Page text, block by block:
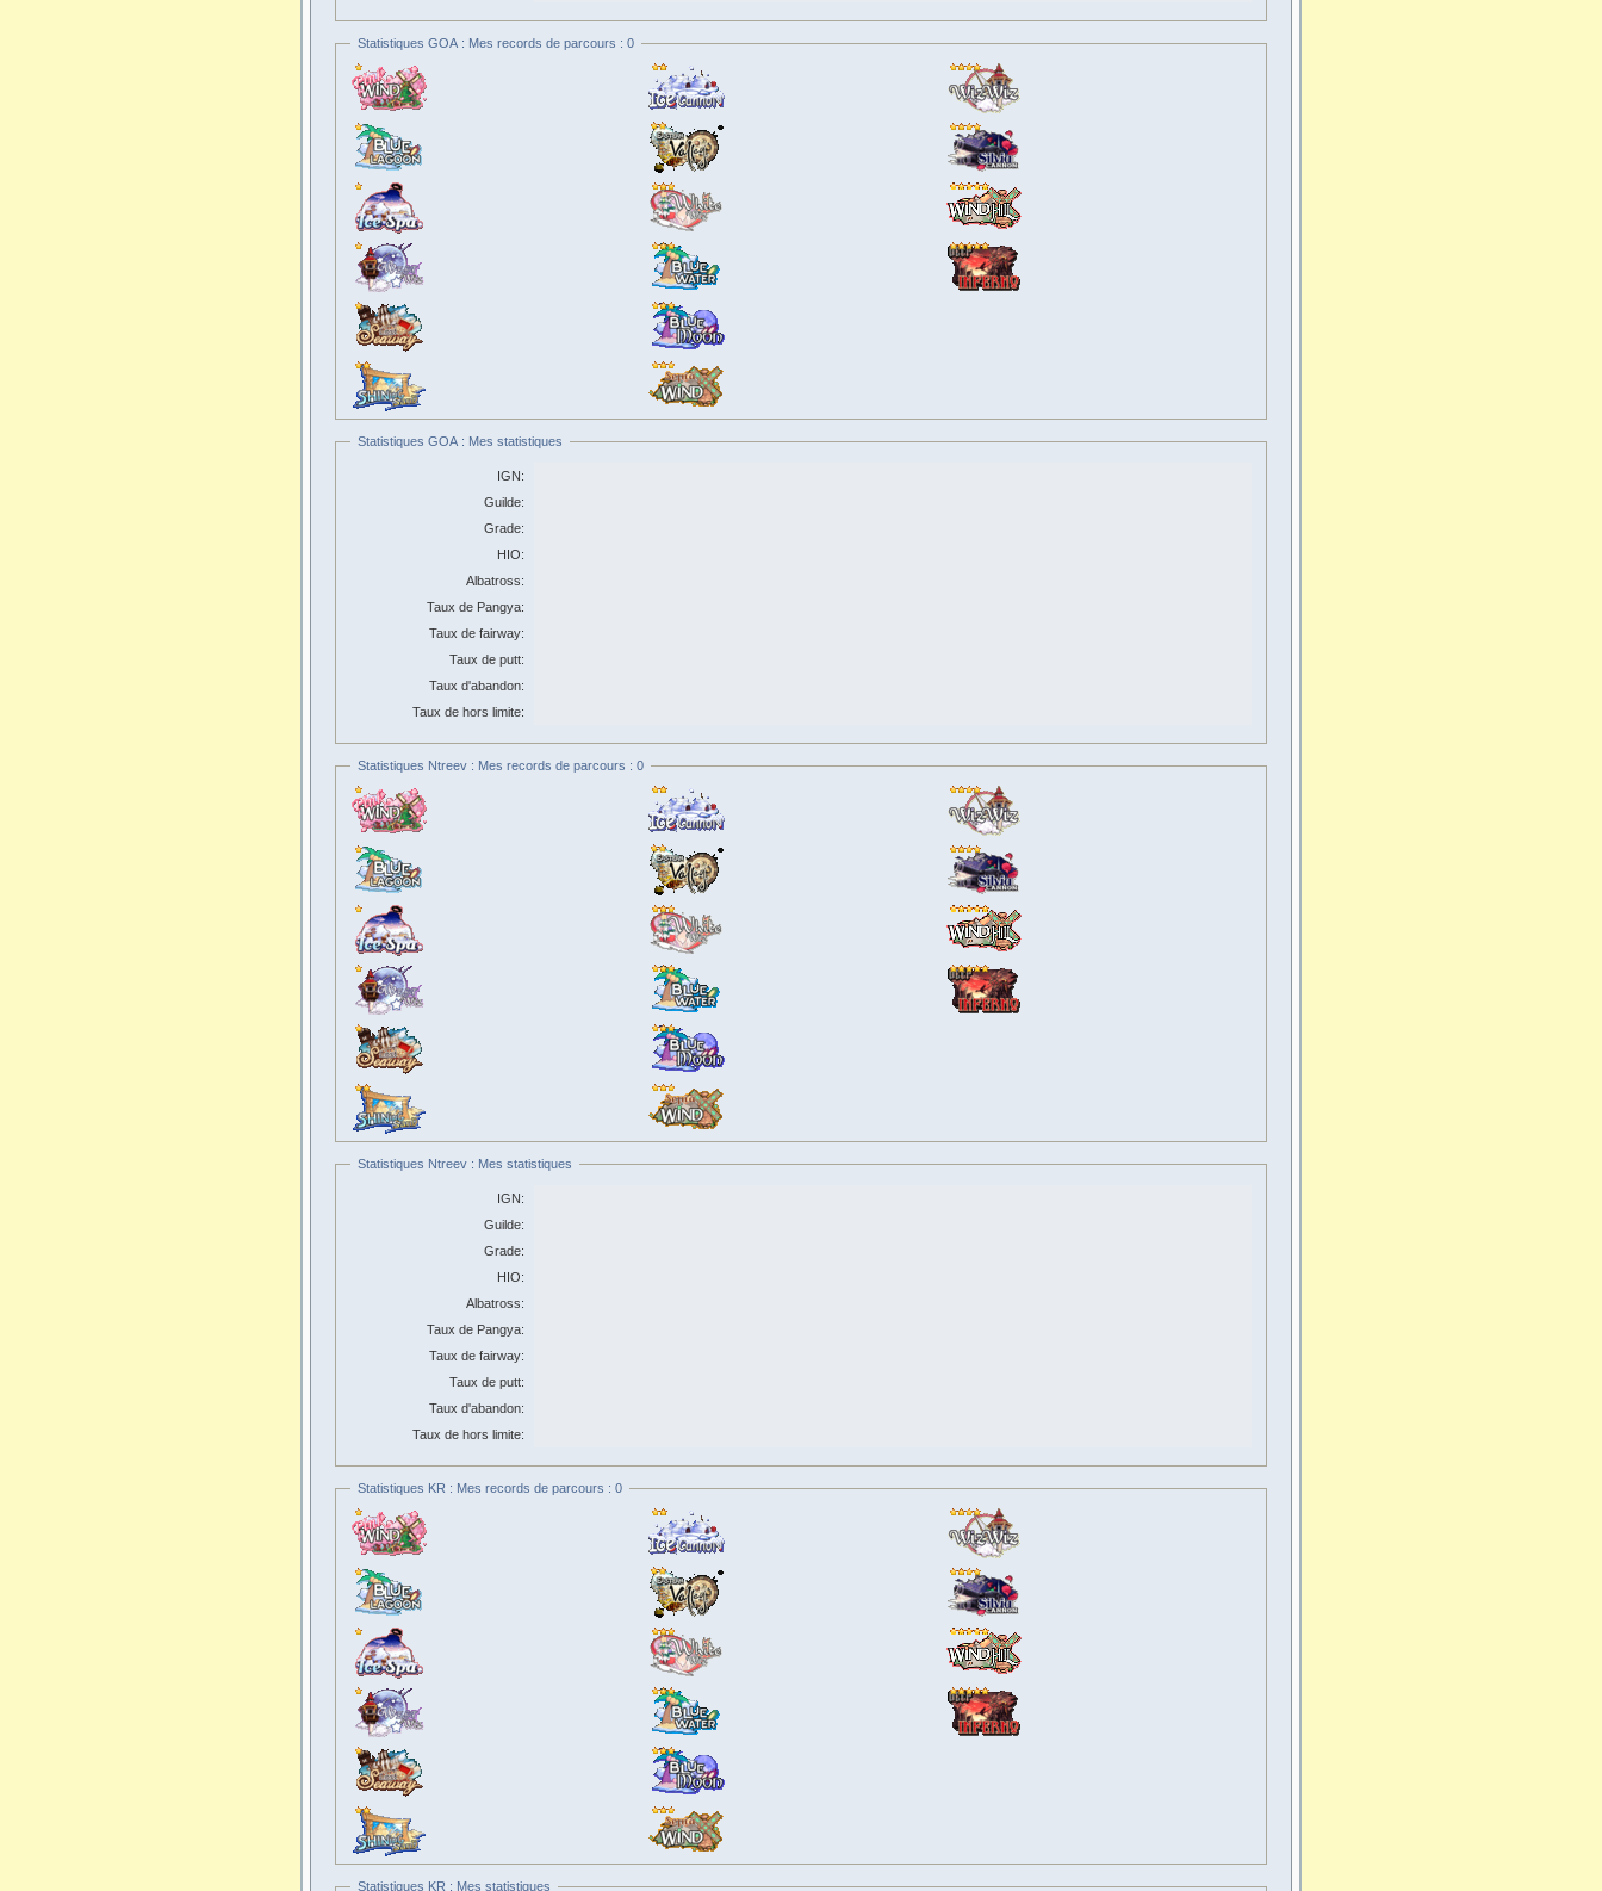
Statistiques GOA : Mes records de parcours : 0
Statistiques GOA : Mes statistiques
IGN:
Guilde:
Grade:
HIO:
Albatross:
Taux de Pangya:
Taux de fairway:
Taux de putt:
Taux d'abandon:
Taux de hors limite:
Statistiques Ntreev : Mes records de parcours : 0
Statistiques Ntreev : Mes statistiques
IGN:
Guilde:
Grade:
HIO:
Albatross:
Taux de Pangya:
Taux de fairway:
Taux de putt:
Taux d'abandon:
Taux de hors limite:
Statistiques KR : Mes records de parcours : 0
Statistiques KR : Mes statistiques